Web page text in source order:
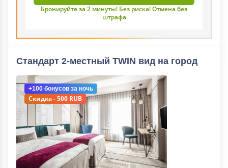
Бронируйте за 2 минуты! Без риска! Отмена без
штрафа
Стандарт 2-местный TWIN вид на город
+100 бонусов за ночь
Скидка - 500 RUB